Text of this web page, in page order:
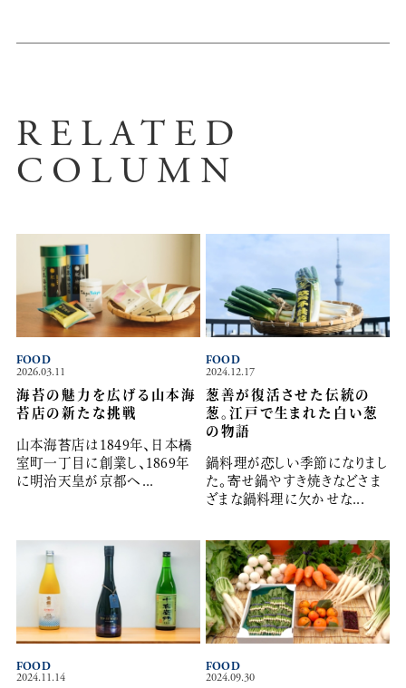
RELATED
COLUMN
2026.03.11
海苔の魅力を広げる山本海
苔店の新たな挑戦
山本海苔店は1849年、日本橋
室町一丁目に創業し、1869年
に明治天皇が京都へ...
FOOD
2024.12.17
葱善が復活させた伝統の
葱。江戸で生まれた白い葱
の物語
鍋料理が恋しい季節になりまし
た。寄せ鍋やすき焼きなどさま
ざまな鍋料理に欠かせな...
FOOD
2024.11.14
FOOD
2024.09.30
FOOD